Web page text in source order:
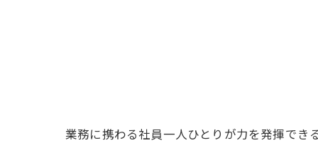
業務に携わる社員一人ひとりが力を発揮でき